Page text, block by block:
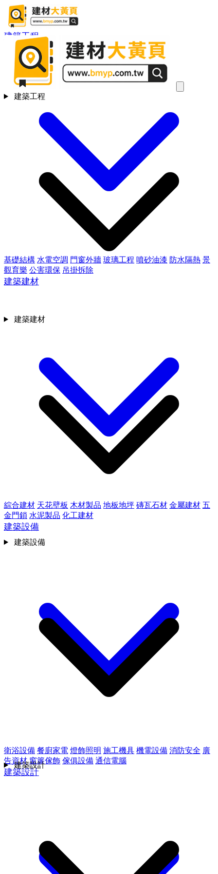
建築工程
基礎結構 水電空調 門窗外牆 玻璃工程 噴砂油漆 防水隔熱 景
觀育樂 公害環保 吊掛拆除
建築建材
綜合建材 天花壁板 木材製品 地板地坪 磚瓦石材 金屬建材 五
金門鎖 水泥製品 化工建材
建築設備
衛浴設備 餐廚家電 燈飾照明 施工機具 機電設備 消防安全 廣
告資材 窗簾傢飾 傢俱設備 通信電腦
建築設計
建築工程
建築建材
建築設備
建築設計